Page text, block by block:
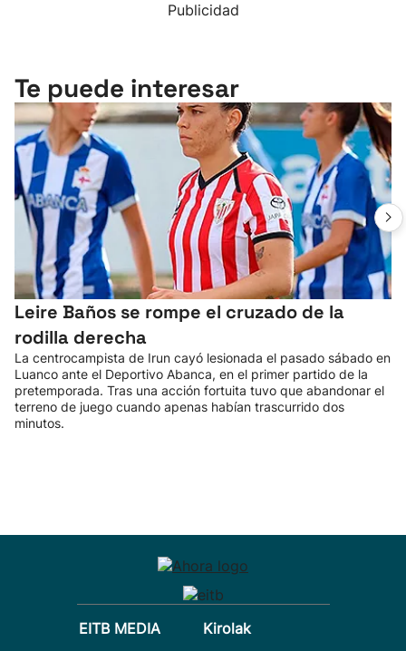
Publicidad
Te puede interesar
Leire Baños se rompe el cruzado de la
rodilla derecha
La centrocampista de Irun cayó lesionada el pasado sábado en
Luanco ante el Deportivo Abanca, en el primer partido de la
pretemporada. Tras una acción fortuita tuvo que abandonar el
terreno de juego cuando apenas habían trascurrido dos
minutos.
EITB MEDIA
Kirolak